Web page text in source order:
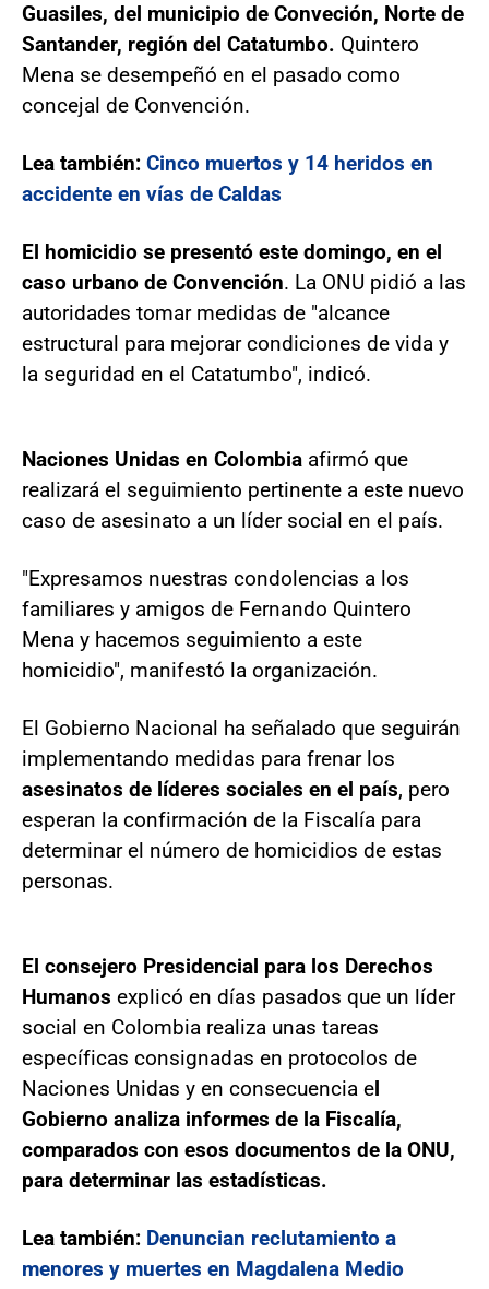
Guasiles, del municipio de Conveción, Norte de
Santander, región del Catatumbo. Quintero
Mena se desempeñó en el pasado como
concejal de Convención.
Lea también: Cinco muertos y 14 heridos en
accidente en vías de Caldas
El homicidio se presentó este domingo, en el
caso urbano de Convención. La ONU pidió a las
autoridades tomar medidas de "alcance
estructural para mejorar condiciones de vida y
la seguridad en el Catatumbo", indicó.
Naciones Unidas en Colombia afirmó que
realizará el seguimiento pertinente a este nuevo
caso de asesinato a un líder social en el país.
"Expresamos nuestras condolencias a los
familiares y amigos de Fernando Quintero
Mena y hacemos seguimiento a este
homicidio", manifestó la organización.
El Gobierno Nacional ha señalado que seguirán
implementando medidas para frenar los
asesinatos de líderes sociales en el país, pero
esperan la confirmación de la Fiscalía para
determinar el número de homicidios de estas
personas.
El consejero Presidencial para los Derechos
Humanos explicó en días pasados que un líder
social en Colombia realiza unas tareas
específicas consignadas en protocolos de
Naciones Unidas y en consecuencia el
Gobierno analiza informes de la Fiscalía,
comparados con esos documentos de la ONU,
para determinar las estadísticas.
Lea también: Denuncian reclutamiento a
menores y muertes en Magdalena Medio